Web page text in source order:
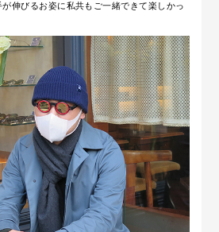
伸びるお姿に私共もご一緒できて楽しかっ